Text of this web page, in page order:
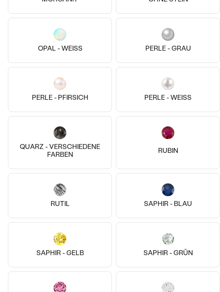
OPAL - WEISS PERLE - GRAU
PERLE - PFIRSICH PERLE - WEISS
QUARZ - VERSCHIEDENE
FARBEN
RUBIN
RUTIL SAPHIR - BLAU
SAPHIR - GELB SAPHIR - GRÜN
Diamant
Silber, Mehrere Arten
14 Karat Weißgold, Lab Grown
Diamant
Silber, Lab Grown Diamant